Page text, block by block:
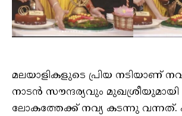
മലയാളികളുടെ പ്രിയ നടിയാണ്
നാടൻ സൗന്ദര്യവും മുഖശ്രീയുമായി
ലോകത്തേക്ക് നവ്യ കടന്നു വന്നത്.